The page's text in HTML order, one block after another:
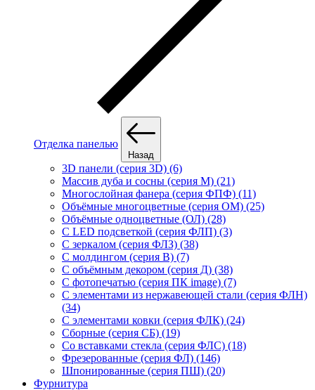
Отделка панелью
Назад
3D панели (серия 3D) (6)
Массив дуба и сосны (серия М) (21)
Многослойная фанера (серия ФПФ) (11)
Объёмные многоцветные (серия ОМ) (25)
Объёмные одноцветные (ОЛ) (28)
С LED подсветкой (серия ФЛП) (3)
С зеркалом (серия ФЛЗ) (38)
С молдингом (серия В) (7)
С объёмным декором (серия Д) (38)
С фотопечатью (серия ПК image) (7)
С элементами из нержавеющей стали (серия ФЛН)
(34)
С элементами ковки (серия ФЛК) (24)
Сборные (серия СБ) (19)
Со вставками стекла (серия ФЛС) (18)
Фрезерованные (серия ФЛ) (146)
Шпонированные (серия ПШ) (20)
Фурнитура